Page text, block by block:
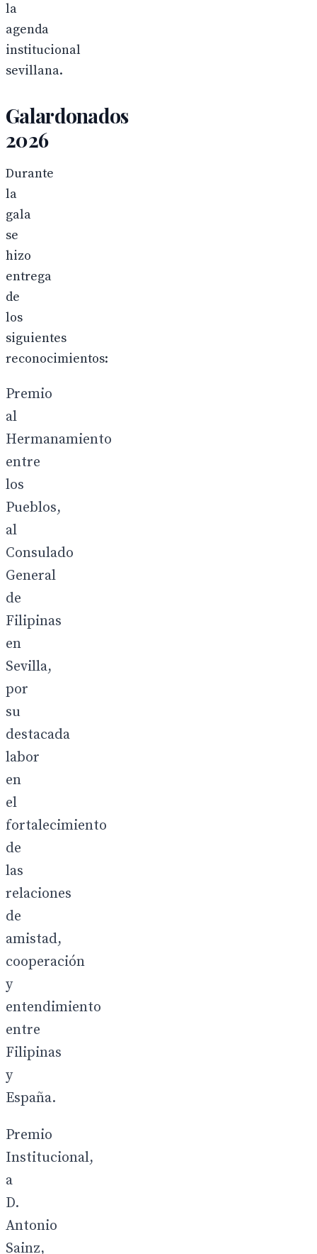
la
agenda
institucional
sevillana.
Galardonados
2026
Durante
la
gala
se
hizo
entrega
de
los
siguientes
reconocimientos:
Premio
al
Hermanamiento
entre
los
Pueblos,
al
Consulado
General
de
Filipinas
en
Sevilla,
por
su
destacada
labor
en
el
fortalecimiento
de
las
relaciones
de
amistad,
cooperación
y
entendimiento
entre
Filipinas
y
España.
Premio
Institucional,
a
D.
Antonio
Sainz,